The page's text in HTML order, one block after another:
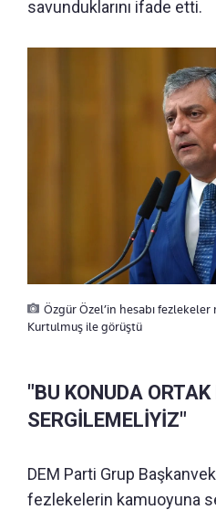
savunduklarını ifade etti.
Özgür Özel’in hesabı
Kurtulmuş ile görüştü
"BU KONUDA ORTAK
SERGİLEMELİYİZ"
DEM Parti Grup
fezlekelerin kamuoyuna